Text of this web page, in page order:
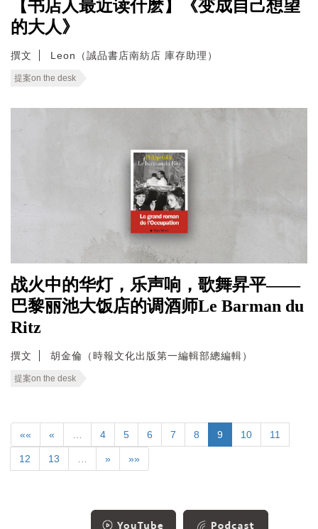
【书店人最近读什麽】《变成自己想望
的大人》
撰文 Leon（誠品書店南紡店 庫存助理）
提案on the desk
战火中的华灯，乐声响，歌舞昇平——
巴黎丽池大饭店的调酒师Le Barman du
Ritz
撰文 胡金倫（時報文化出版第一編輯部總編輯）
提案on the desk
«« « 4 5 6 7 8 9 10 11
12 13 » »»